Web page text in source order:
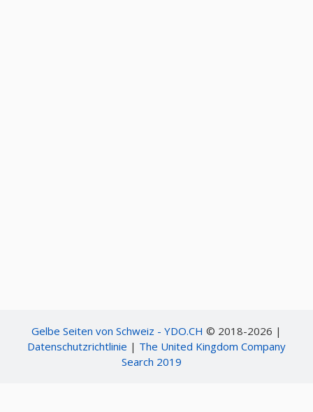
Gelbe Seiten von Schweiz - YDO.CH © 2018-2026 |
Datenschutzrichtlinie | The United Kingdom Company
Search 2019